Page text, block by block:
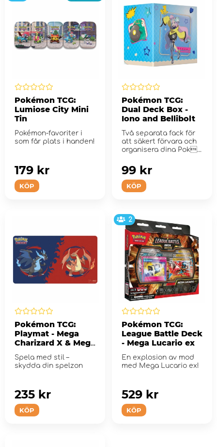
Pokémon TCG:
Lumiose City Mini
Tin
Pokémon-favoriter i
som får plats i handen!
KÖP
179 kr
Pokémon TCG:
Dual Deck Box -
Iono and Bellibolt
Två separata fack för
att säkert förvara och
organisera dina Pok...
KÖP
99 kr
Pokémon TCG:
Playmat - Mega
Charizard X & Mega
Spela med stil –
skydda din spelzon
KÖP
235 kr
2
Pokémon TCG:
League Battle Deck
- Mega Lucario ex
En explosion av mod
med Mega Lucario ex!
KÖP
529 kr